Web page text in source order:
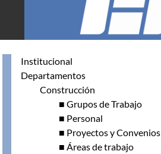
Institucional
Departamentos
Construcción
■ Grupos de Trabajo
■ Personal
■ Proyectos y Convenios
■ Áreas de trabajo